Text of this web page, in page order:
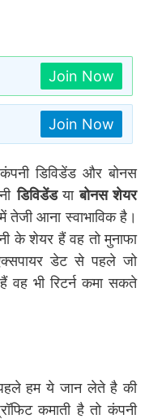
Join Now
Join Now
डिविडेंड और बोनस
डिविडेंडयाबोनस शेयर
आना स्वाभाविक है।
के शेयर हैं वह तो मुनाफा
डेट से पहले जो
वह भी रिटर्न कमा सकते
हम ये जान लेते है की
कमाती है तो कंपनी